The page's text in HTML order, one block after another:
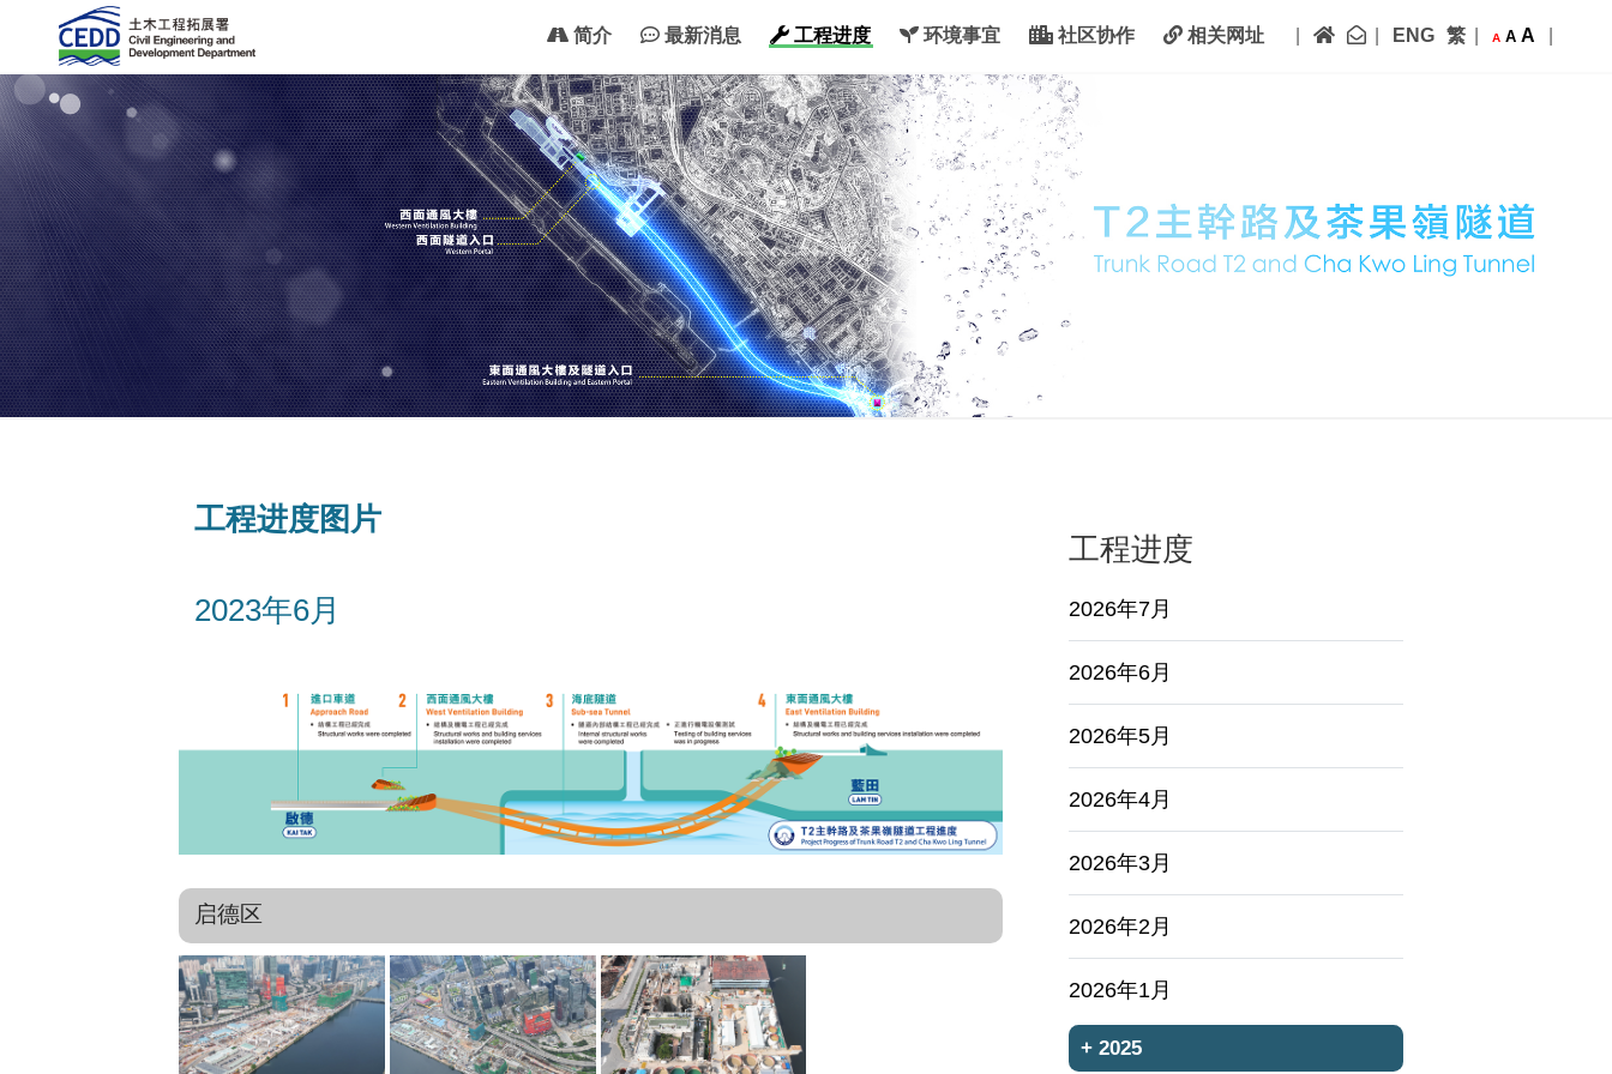
简介 最新消息 工程进度 环境事宜 社区协作 相关网址 主页联络我们
ENG 繁 A A A
工程进度图片
2023年6月
启德区
工程进度
2026年7月
2026年6月
2026年5月
2026年4月
2026年3月
2026年2月
2026年1月
+ 2025